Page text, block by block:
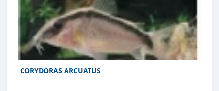
CORYDORAS ARCUATUS